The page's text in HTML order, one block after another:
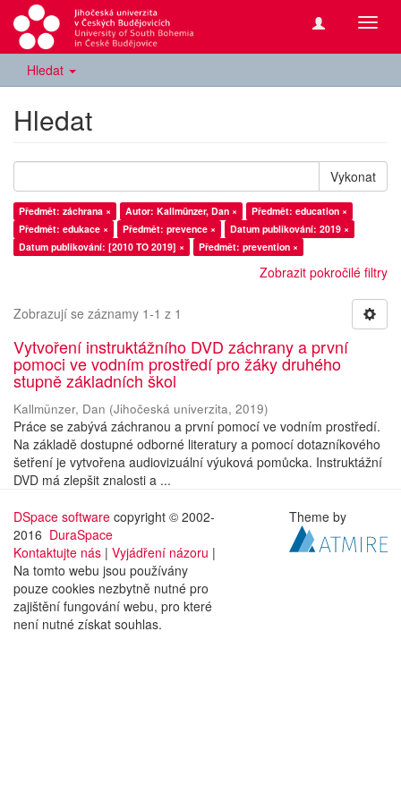
Hledat
Hledat
Vykonat
Předmět: záchrana × Autor: Kallmünzer, Dan ×
Předmět: education ×
Předmět: edukace ×
Předmět: prevence ×
Datum publikování: 2019 ×
Datum publikování: [2010 TO 2019] ×
Předmět: prevention ×
Zobrazit pokročilé filtry
Zobrazují se záznamy 1-1 z 1
Vytvoření instruktážního DVD záchrany a první
pomoci ve vodním prostředí pro žáky druhého
stupně základních škol
Kallmünzer, Dan (Jihočeská univerzita, 2019)
Práce se zabývá záchranou a první pomocí ve vodním prostředí.
Na základě dostupné odborné literatury a pomocí dotazníkového
šetření je vytvořena audiovizuální výuková pomůcka. Instruktážní
DVD má zlepšit znalosti a ...
DSpace software copyright © 2002-
2016 DuraSpace
Kontaktujte nás | Vyjádření názoru |
Na tomto webu jsou používány
pouze cookies nezbytně nutné pro
zajištění fungování webu, pro které
není nutné získat souhlas.
Theme by